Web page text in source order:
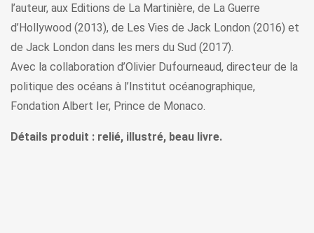
l’auteur, aux Editions de La Martinière, de La Guerre
d’Hollywood (2013), de Les Vies de Jack London (2016) et
de Jack London dans les mers du Sud (2017).
Avec la collaboration d’Olivier Dufourneaud, directeur de la
politique des océans à l’Institut océanographique,
Fondation Albert Ier, Prince de Monaco.
Détails produit : relié, illustré, beau livre.